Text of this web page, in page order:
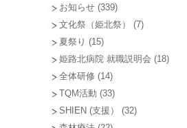
お知らせ (339)
文化祭（姫北祭）
(7)
夏祭り (15)
姫路北病院 就職説明会 (18)
全体研修 (14)
TQM活動 (33)
SHIEN (支援）
(32)